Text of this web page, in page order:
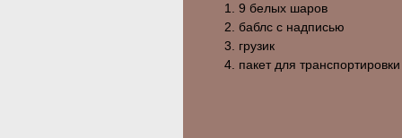
9 белых шаров
баблс с надписью
грузик
пакет для транспортировки